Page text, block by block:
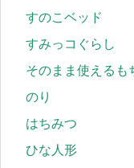
すのこベッド
すみっコぐらし
そのまま使えるも
のり
はちみつ
ひな人形